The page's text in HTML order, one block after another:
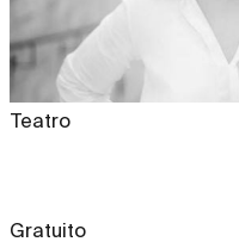
Teatro
Gratuito